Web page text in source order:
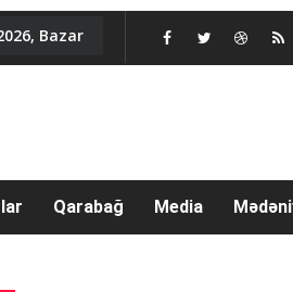
Bazar
Qarabağ Media